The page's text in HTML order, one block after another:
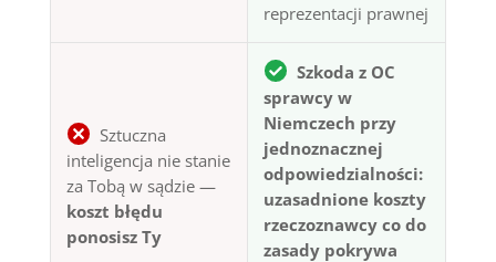
reprezentacji prawnej
Sztuczna
inteligencja nie stanie
za Tobą w sądzie —
koszt błędu
ponosisz Ty
Szkoda z OC
sprawcy w
Niemczech przy
jednoznacznej
odpowiedzialności:
uzasadnione koszty
rzeczoznawcy co do
zasady pokrywa